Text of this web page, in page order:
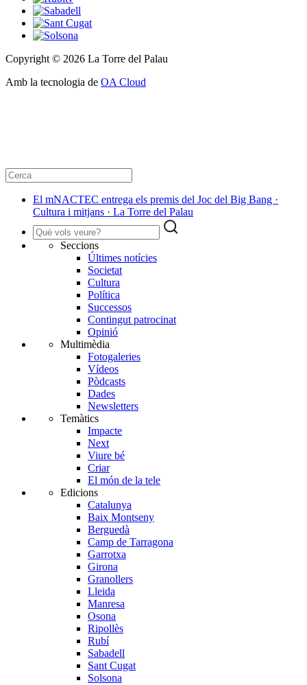
Copyright © 2026 La Torre del Palau
Amb la tecnologia de OA Cloud
El mNACTEC entrega els premis del Joc del Big Bang ·
Cultura i mitjans · La Torre del Palau
Seccions
Últimes notícies
Societat
Cultura
Política
Successos
Contingut patrocinat
Opinió
Multimèdia
Fotogaleries
Vídeos
Pòdcasts
Dades
Newsletters
Temàtics
Impacte
Next
Viure bé
Criar
El món de la tele
Edicions
Catalunya
Baix Montseny
Berguedà
Camp de Tarragona
Garrotxa
Girona
Granollers
Lleida
Manresa
Osona
Ripollès
Rubí
Sabadell
Sant Cugat
Solsona